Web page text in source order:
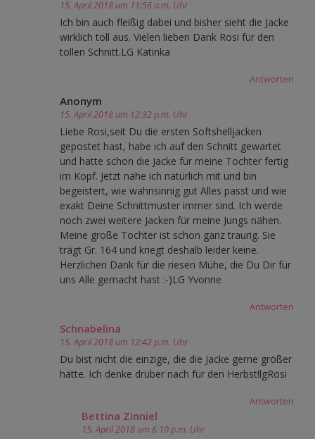
15. April 2018 um 11:56 a.m. Uhr
Ich bin auch fleißig dabei und bisher sieht die Jacke
wirklich toll aus. Vielen lieben Dank Rosi für den
tollen Schnitt.LG Katinka
Antworten
Anonym
15. April 2018 um 12:32 p.m. Uhr
Liebe Rosi,seit Du die ersten Softshelljacken
gepostet hast, habe ich auf den Schnitt gewartet
und hatte schon die Jacke für meine Tochter fertig
im Kopf. Jetzt nähe ich natürlich mit und bin
begeistert, wie wahnsinnig gut Alles passt und wie
exakt Deine Schnittmuster immer sind. Ich werde
noch zwei weitere Jacken für meine Jungs nähen.
Meine große Tochter ist schon ganz traurig. Sie
trägt Gr. 164 und kriegt deshalb leider keine.
Herzlichen Dank für die riesen Mühe, die Du Dir für
uns Alle gemacht hast :-)LG Yvonne
Antworten
Schnabelina
15. April 2018 um 12:42 p.m. Uhr
Du bist nicht die einzige, die die Jacke gerne größer
hätte. Ich denke drüber nach für den Herbst!lgRosi
Antworten
Bettina Zinniel
15. April 2018 um 6:10 p.m. Uhr